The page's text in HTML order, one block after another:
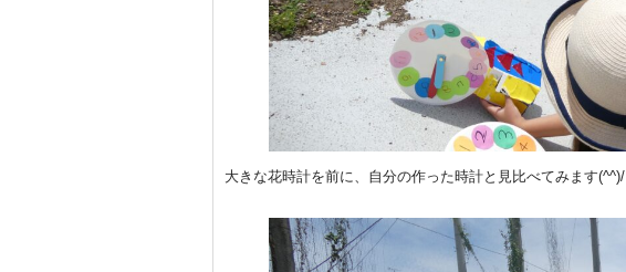
大きな花時計を前に、自分の作った時計と見比べてみます(^^)/